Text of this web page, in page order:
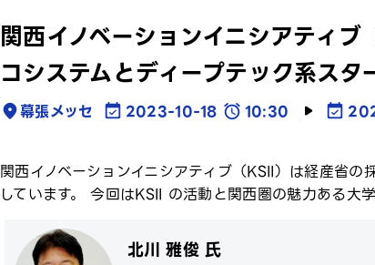
関西イノベーションイニシアティ
コシステムとディープテック系スタ
幕張メッセ 2023-10-18 10:30
関西イノベーションイニシアティブ（KSII）は経産省
しています。 今回はKSII の活動と関西圏の魅力ある大
北川 雅俊 氏